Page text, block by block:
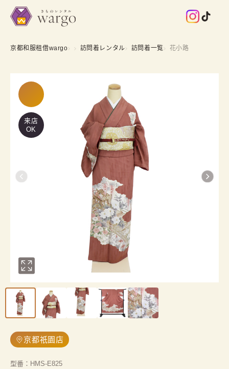
京都和服租借wargo 訪問着レンタル 訪問着一覧 花小路
来店
OK
京都祇園店
型番 ： HMS-E825